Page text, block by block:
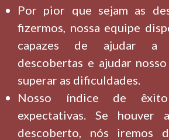
Por pior que sejam as
fizermos, nossa equipe
capazes de ajudar a
descobertas e ajudar
superar as dificuldades.
Nosso índice de
expectativas. Se houver
descoberto, nós iremos